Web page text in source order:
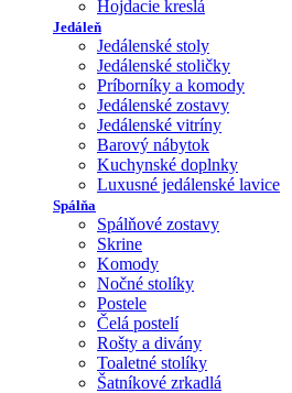
Hojdacie kreslá
Jedáleň
Jedálenské stoly
Jedálenské stoličky
Príborníky a komody
Jedálenské zostavy
Jedálenské vitríny
Barový nábytok
Kuchynské doplnky
Luxusné jedálenské lavice
Spálňa
Spálňové zostavy
Skrine
Komody
Nočné stolíky
Postele
Čelá postelí
Rošty a divány
Toaletné stolíky
Šatníkové zrkadlá